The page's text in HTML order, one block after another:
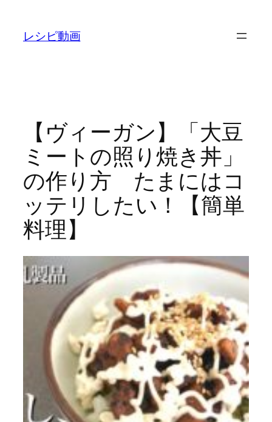
レシピ動画
【ヴィーガン】「大豆
ミートの照り焼き丼」
の作り方 たまにはコ
ッテリしたい！【簡単
料理】